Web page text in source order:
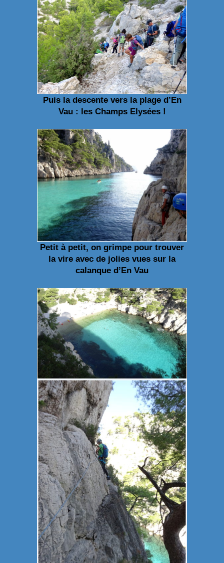
Puis la descente vers la plage d’En
Vau : les Champs Elysées !
Petit à petit, on grimpe pour trouver
la vire avec de jolies vues sur la
calanque d’En Vau